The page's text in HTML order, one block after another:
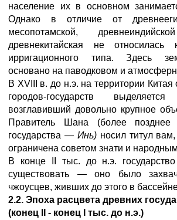
население их в основном
Однако в отличие от
месопотамской,
древнекитайская не относилась
ирригационного типа. Здесь
основано на паводковом и
В XVIII в. до н.э. на территории
городов-государств
возглавивший довольно крупное
Правитель Шана (более позднее
государства — Инь) носил титул
ограничена советом знати и
В конце II тыс. до н.э.
существовать — оно было
чжоусцев, живших до этого в
2.2. Эпоха расцвета древних
(конец II - конец I тыс. до н.э.)